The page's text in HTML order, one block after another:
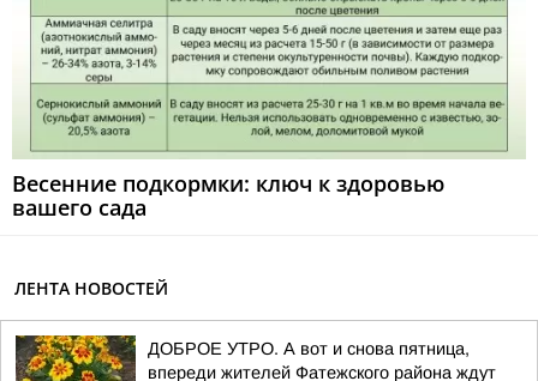
Весенние подкормки: ключ к здоровью
вашего сада
ЛЕНТА НОВОСТЕЙ
ДОБРОЕ УТРО. А вот и снова пятница,
впереди жителей Фатежского района ждут